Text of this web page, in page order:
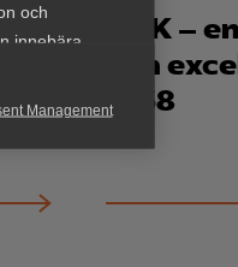
och
innebära
Management
för
VBK –
och
1958